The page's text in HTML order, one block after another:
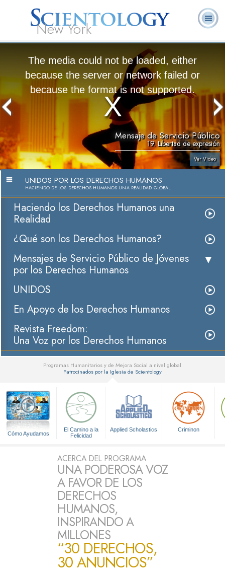
New York
Voluntarios
The media could not be loaded, either
because the server or network failed or
because the format is not supported.
Mensaje de Servicio Público
19. Libertad de expresión
Ver Video
UNIDOS POR LOS DERECHOS HUMANOS
HACIENDO DE LOS DERECHOS HUMANOS UNA REALIDAD GLOBAL
Haciendo los Derechos Humanos una
Realidad
¿Qué son los Derechos Humanos?
Mensajes de Servicio Público de Jóvenes
por los Derechos Humanos
UNIDOS
En Apoyo de los Derechos Humanos
Revista Freedom:
Una Voz por los Derechos Humanos
Programas Humanitarios y de Mejora Social a nivel global
Patrocinados por la Iglesia de Scientology
Cómo Ayudamos
El Camino a la
Felicidad
Applied Scholastics Criminon
ACERCA DEL PROGRAMA
UNA PODEROSA VOZ
A FAVOR DE LOS
DERECHOS
HUMANOS,
INSPIRANDO A
MILLONES
“30 DERECHOS,
30 ANUNCIOS”